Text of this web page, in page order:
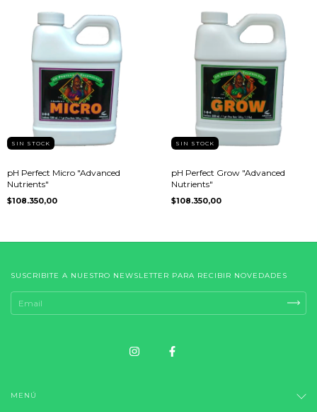
SIN STOCK
pH Perfect Micro "Advanced
Nutrients"
$108.350,00
SIN STOCK
pH Perfect Grow "Advanced
Nutrients"
$108.350,00
SUSCRIBITE A NUESTRO NEWSLETTER PARA RECIBIR NOVEDADES
MENÚ